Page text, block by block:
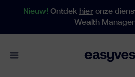
Nieuw! Ontdek hieronze
Wealth
Open main menu